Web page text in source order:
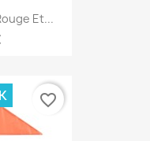
Et...
favorite_border